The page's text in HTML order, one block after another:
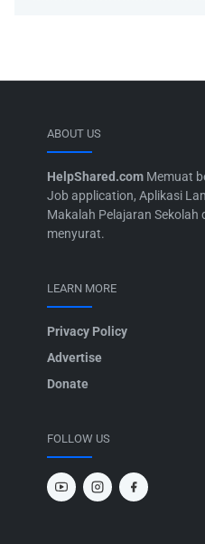
ABOUT US
HelpShared.com Memuat
Job application, Aplikasi
Makalah Pelajaran Sekolah
menyurat.
LEARN MORE
Privacy Policy
Advertise
Donate
FOLLOW US